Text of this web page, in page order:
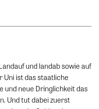
und landab sowie auf
Uni ist das staatliche
und neue Dringlichkeit das
Und tut dabei zuerst